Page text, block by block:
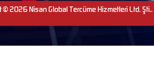
© 2026 Nisan Global Tercüme Hizmetleri Ltd. Şti..